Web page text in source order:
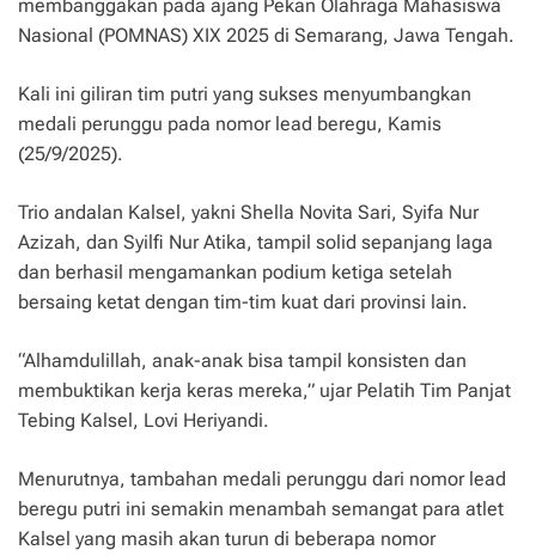
membanggakan pada ajang Pekan Olahraga Mahasiswa
Nasional (POMNAS) XIX 2025 di Semarang, Jawa Tengah.
Kali ini giliran tim putri yang sukses menyumbangkan
medali perunggu pada nomor lead beregu, Kamis
(25/9/2025).
Trio andalan Kalsel, yakni Shella Novita Sari, Syifa Nur
Azizah, dan Syilfi Nur Atika, tampil solid sepanjang laga
dan berhasil mengamankan podium ketiga setelah
bersaing ketat dengan tim-tim kuat dari provinsi lain.
“Alhamdulillah, anak-anak bisa tampil konsisten dan
membuktikan kerja keras mereka,” ujar Pelatih Tim Panjat
Tebing Kalsel, Lovi Heriyandi.
Menurutnya, tambahan medali perunggu dari nomor lead
beregu putri ini semakin menambah semangat para atlet
Kalsel yang masih akan turun di beberapa nomor